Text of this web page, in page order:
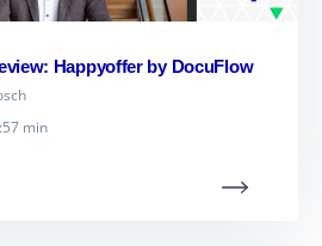
Happyoffer by DocuFlow
min